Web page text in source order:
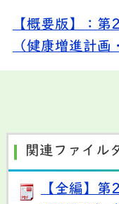
【概要版】：
（健康増進計画
関連ファイル
【全編】